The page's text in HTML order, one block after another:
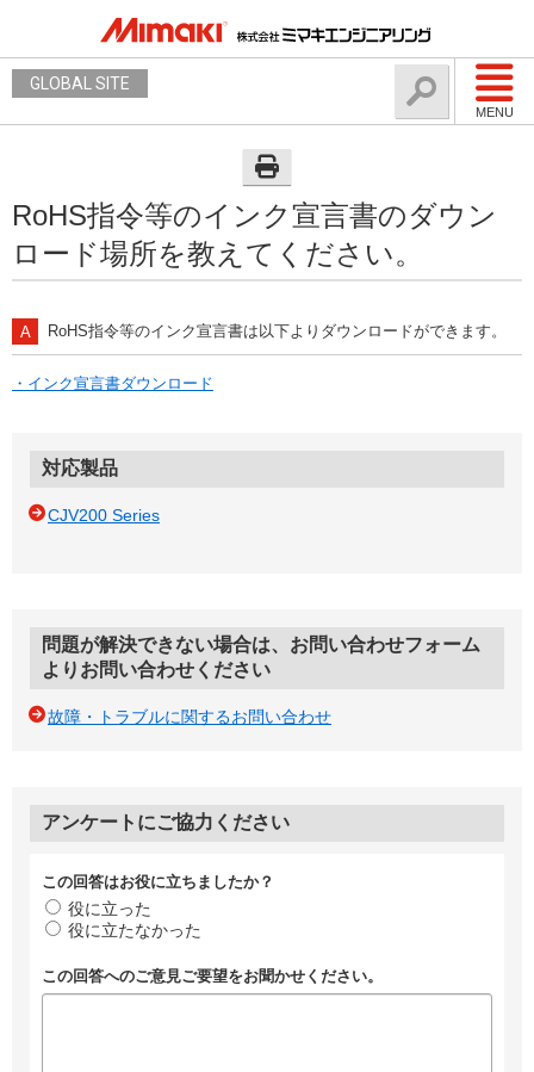
MENU
GLOBAL SITE
RoHS指令等のインク宣言書のダウン
ロード場所を教えてください。
RoHS指令等のインク宣言書は以下よりダウンロードができます。
・インク宣言書ダウンロード
対応製品
CJV200 Series
問題が解決できない場合は、お問い合わせフォーム
よりお問い合わせください
故障・トラブルに関するお問い合わせ
アンケートにご協力ください
この回答はお役に立ちましたか？
役に立った
役に立たなかった
この回答へのご意見ご要望をお聞かせください。